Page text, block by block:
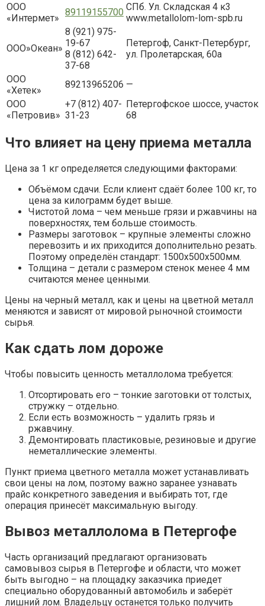
ООО
«Интермет»
89119155700 СПб. Ул. Складская 4 к3
www.metallolom-lom-spb.ru
ООО»Океан»
8 (921) 975-
19-67
8 (812) 642-
37-68
Петергоф, Санкт-Петербург,
ул. Пролетарская, 60а
ООО
«Хетек»
89213965206 —
ООО
«Петровив»
+7 (812) 407-
31-23
Петергофское шоссе, участок
68
Что влияет на цену приема металла
Цена за 1 кг определяется следующими факторами:
Объёмом сдачи. Если клиент сдаёт более 100 кг, то
цена за килограмм будет выше.
Чистотой лома – чем меньше грязи и ржавчины на
поверхностях, тем больше стоимость.
Размеры заготовок – крупные элементы сложно
перевозить и их приходится дополнительно резать.
Поэтому определён стандарт: 1500х500х500мм.
Толщина – детали с размером стенок менее 4 мм
считаются менее ценными.
Цены на черный металл, как и цены на цветной металл
меняются и зависят от мировой рыночной стоимости
сырья.
Как сдать лом дороже
Чтобы повысить ценность металлолома требуется:
Отсортировать его – тонкие заготовки от толстых,
стружку – отдельно.
Если есть возможность – удалить грязь и
ржавчину.
Демонтировать пластиковые, резиновые и другие
неметаллические элементы.
Пункт приема цветного металла может устанавливать
свои цены на лом, поэтому важно заранее узнавать
прайс конкретного заведения и выбирать тот, где
операция принесёт максимальную выгоду.
Вывоз металлолома в Петергофе
Часть организаций предлагают организовать
самовывоз сырья в Петергофе и области, что может
быть выгодно – на площадку заказчика приедет
специально оборудованный автомобиль и заберёт
лишний лом. Владельцу останется только получить